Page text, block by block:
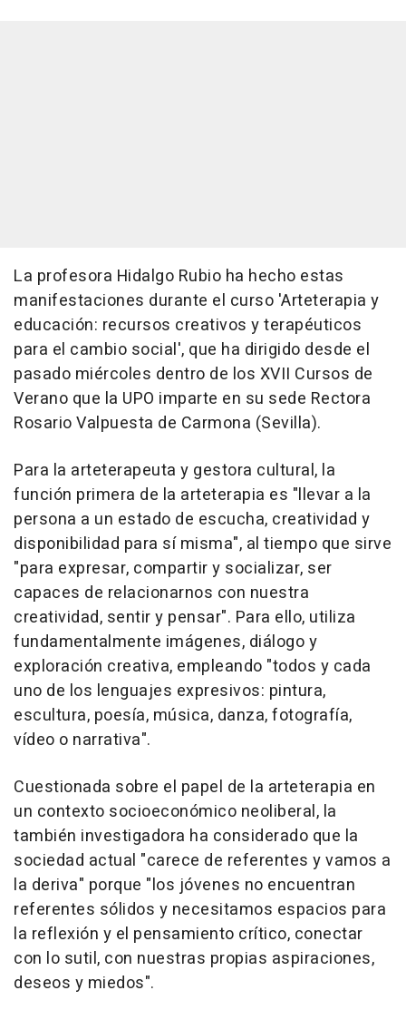
La profesora Hidalgo Rubio ha hecho estas
manifestaciones durante el curso 'Arteterapia y
educación: recursos creativos y terapéuticos
para el cambio social', que ha dirigido desde el
pasado miércoles dentro de los XVII Cursos de
Verano que la UPO imparte en su sede Rectora
Rosario Valpuesta de Carmona (Sevilla).
Para la arteterapeuta y gestora cultural, la
función primera de la arteterapia es "llevar a la
persona a un estado de escucha, creatividad y
disponibilidad para sí misma", al tiempo que sirve
"para expresar, compartir y socializar, ser
capaces de relacionarnos con nuestra
creatividad, sentir y pensar". Para ello, utiliza
fundamentalmente imágenes, diálogo y
exploración creativa, empleando "todos y cada
uno de los lenguajes expresivos: pintura,
escultura, poesía, música, danza, fotografía,
vídeo o narrativa".
Cuestionada sobre el papel de la arteterapia en
un contexto socioeconómico neoliberal, la
también investigadora ha considerado que la
sociedad actual "carece de referentes y vamos a
la deriva" porque "los jóvenes no encuentran
referentes sólidos y necesitamos espacios para
la reflexión y el pensamiento crítico, conectar
con lo sutil, con nuestras propias aspiraciones,
deseos y miedos".